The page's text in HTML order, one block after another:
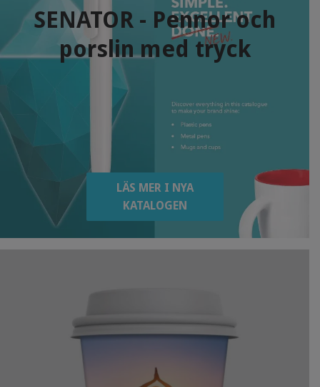
SENATOR - Pennor och
porslin med tryck
LÄS MER I NYA
KATALOGEN